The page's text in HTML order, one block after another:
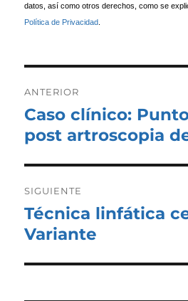
datos, así como otros derechos, como se
Política de Privacidad
de
entradas
ANTERIOR
Entrada
anterior:
Caso clínico:
post artroscopia
SIGUIENTE
Entrada
siguiente:
Técnica linfática
Variante